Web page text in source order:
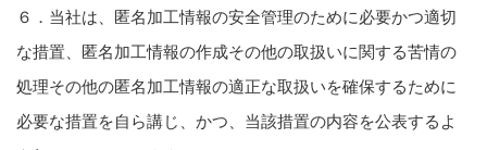
６．当社は、匿名加工情報の安全管理のために必要かつ適切
な措置、匿名加工情報の作成その他の取扱いに関する苦情の
処理その他の匿名加工情報の適正な取扱いを確保するために
必要な措置を自ら講じ、かつ、当該措置の内容を公表するよ